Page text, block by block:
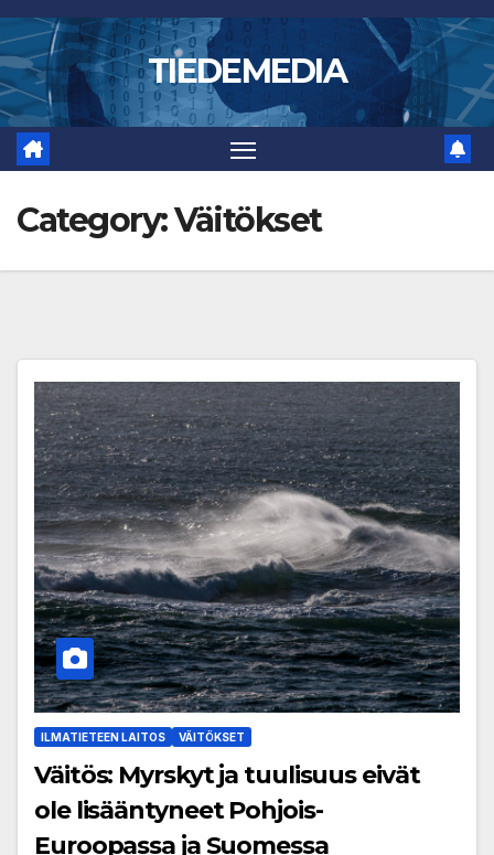
Skip
to
content
TIEDEMEDIA
Category:Väitökset
ILMATIETEEN LAITOS VÄITÖKSET
Väitös: Myrskyt ja tuulisuus eivät
ole lisääntyneet Pohjois-
Euroopassa ja Suomessa